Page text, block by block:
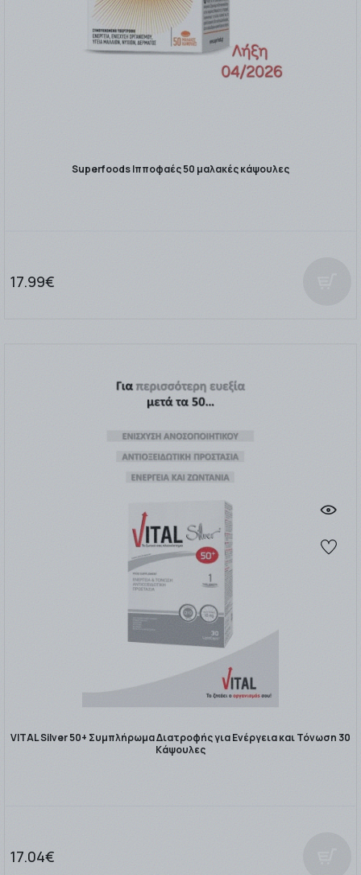
Superfoods Ιπποφαές 50 μαλακές κάψουλες
17.99€
VITAL Silver 50+ Συμπλήρωμα Διατροφής για Ενέργεια και Τόνωση 30
Κάψουλες
17.04€